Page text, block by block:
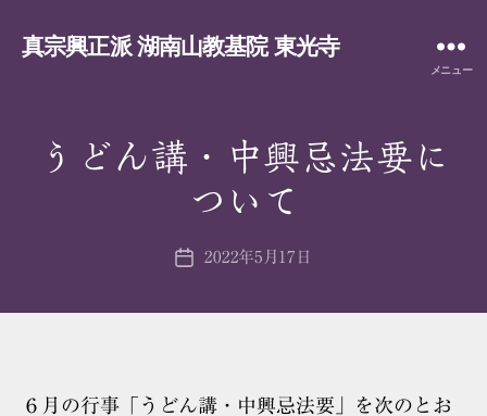
真宗興正派 湖南山教基院 東光寺
メニュー
うどん講・中興忌法要に
ついて
投
2022年5月17日
６月の行事「うどん講・中興忌法要」を次のとお